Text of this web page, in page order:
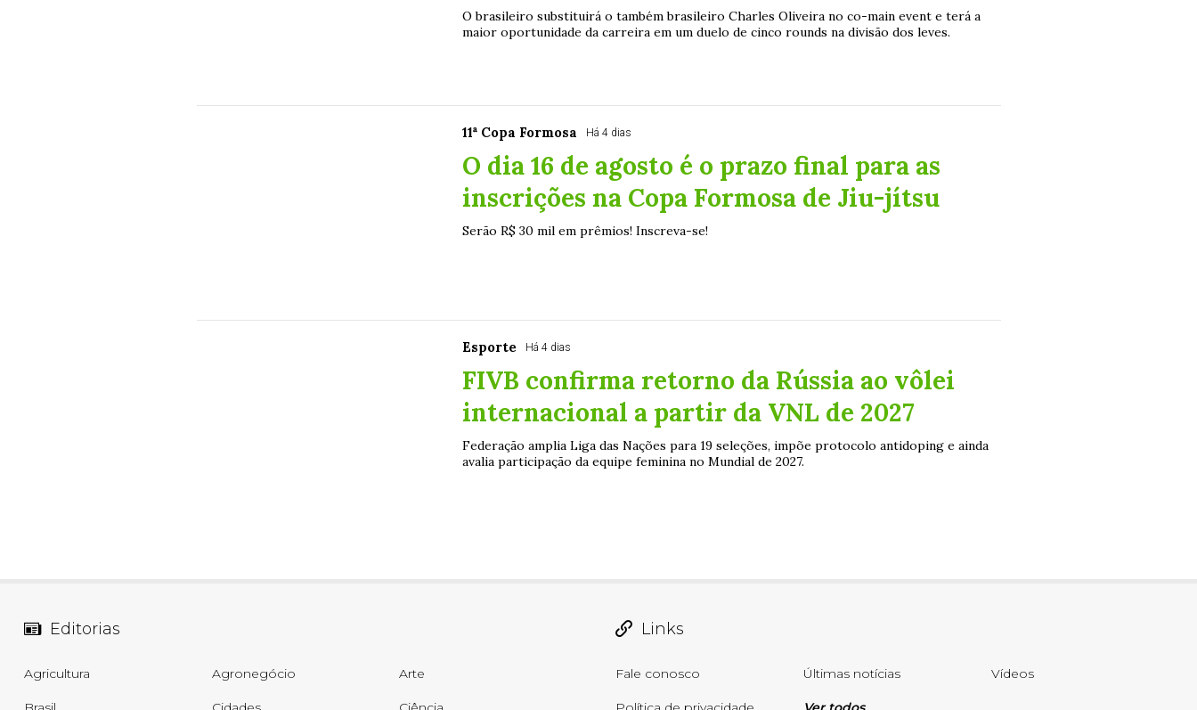
O brasileiro substituirá o também brasileiro Charles Oliveira no co-main event e terá a
maior oportunidade da carreira em um duelo de cinco rounds na divisão dos leves.
11ª Copa Formosa Há 4 dias
O dia 16 de agosto é o prazo final para as
inscrições na Copa Formosa de Jiu-jítsu
Serão R$ 30 mil em prêmios! Inscreva-se!
Esporte Há 4 dias
FIVB confirma retorno da Rússia ao vôlei
internacional a partir da VNL de 2027
Federação amplia Liga das Nações para 19 seleções, impõe protocolo antidoping e ainda
avalia participação da equipe feminina no Mundial de 2027.
Editorias
Agricultura Agronegócio Arte
Links
Fale conosco Últimas notícias Vídeos